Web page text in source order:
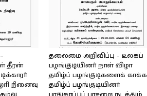
தீரன்
நினைவு
தலைமை அறிவிப்பு – உலகப்
பழங்குடியினர் நாள் விழா
தமிழ்ப் பழங்குடிகளைக் காக்க
தமிழ்ப் பழங்குடியினர்